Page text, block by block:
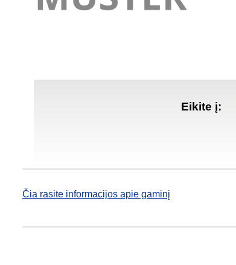
Eikite į:
Čia rasite informacijos apie gaminį